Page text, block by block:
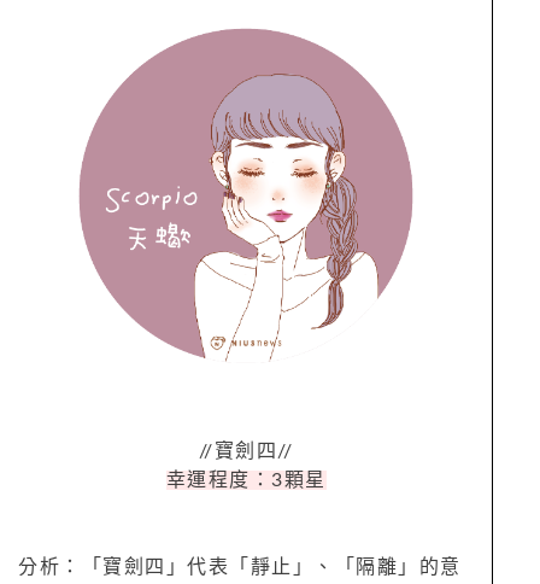
//寶劍四//
幸運程度：3顆星
分析：「寶劍四」代表「靜止」、「隔離」的意